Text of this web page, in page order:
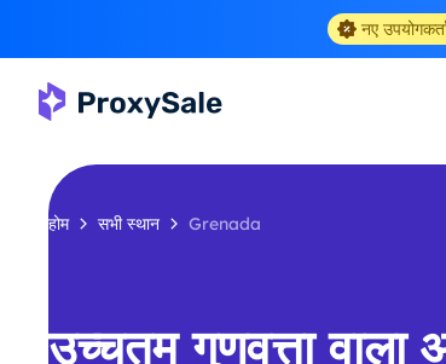
नए
होम सभी स्थान Grenada
उच्चतम गुणवत्ता वाला